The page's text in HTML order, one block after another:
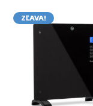
ZĽAVA!